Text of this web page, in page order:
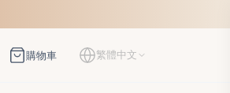
購物車 繁體中文